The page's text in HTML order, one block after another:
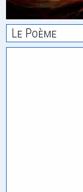
Le Poème